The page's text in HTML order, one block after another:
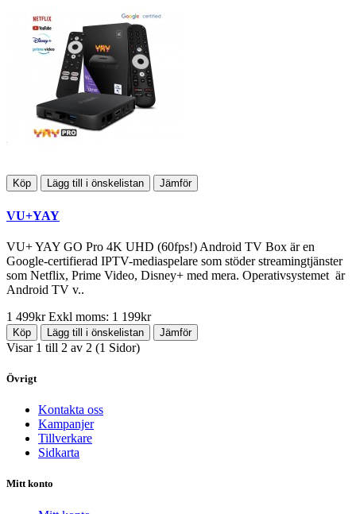
Köp Lägg till i önskelistan Jämför
VU+YAY
VU+ YAY GO Pro 4K UHD (60fps!) Android TV Box är en
Google-certifierad IPTV-mediaspelare som stöder streamingtjänster
som Netflix, Prime Video, Disney+ med mera. Operativsystemet är
Android TV v..
1 499krExkl moms: 1 199kr
Köp Lägg till i önskelistan Jämför
Visar 1 till 2 av 2 (1 Sidor)
Övrigt
Kontakta oss
Kampanjer
Tillverkare
Sidkarta
Mitt konto